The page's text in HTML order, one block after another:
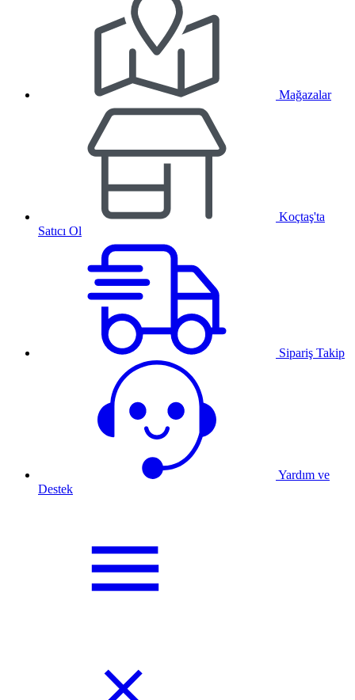
Mağazalar
Koçtaş'ta
Satıcı Ol
Sipariş Takip
Yardım ve
Destek